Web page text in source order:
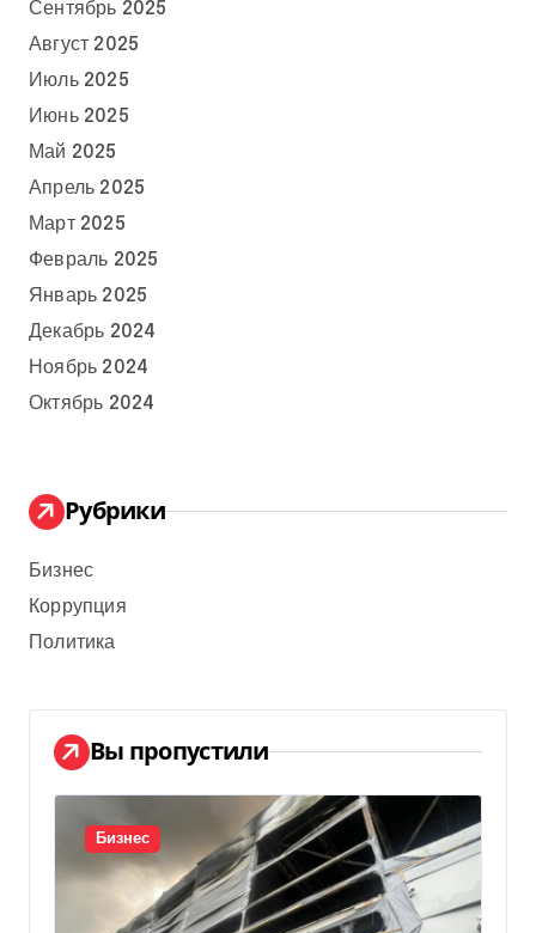
Сентябрь 2025
Август 2025
Июль 2025
Июнь 2025
Май 2025
Апрель 2025
Март 2025
Февраль 2025
Январь 2025
Декабрь 2024
Ноябрь 2024
Октябрь 2024
Рубрики
Бизнес
Коррупция
Политика
Вы пропустили
Бизнес